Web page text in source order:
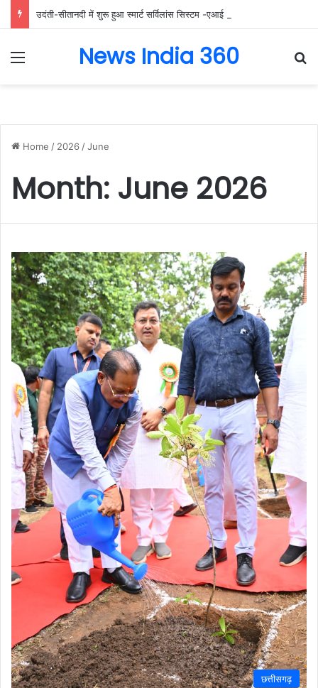
Menu News India 360
Home / 2026 /June
Month: June 2026
छत्तीसगढ़